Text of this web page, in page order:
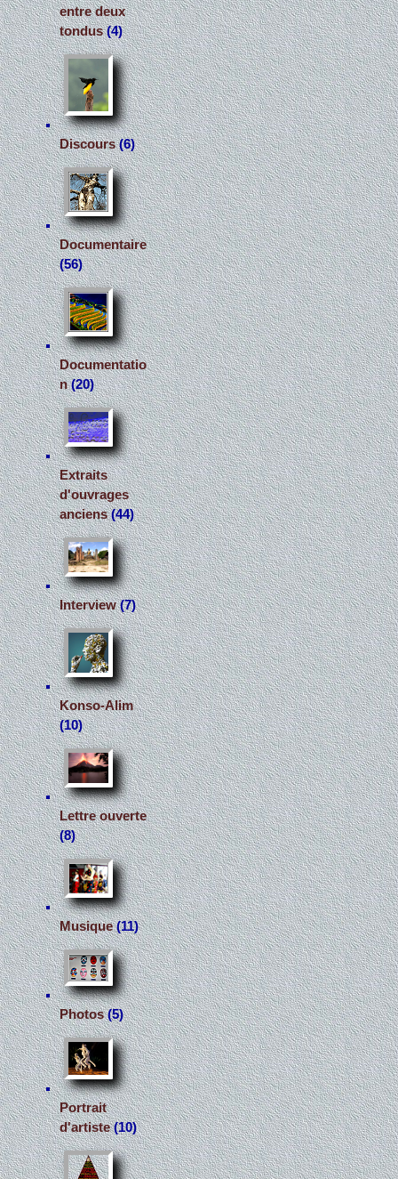
entre deux
tondus(4)
Discours(6)
Documentaire
(56)
Documentatio
n(20)
Extraits
d'ouvrages
anciens(44)
Interview(7)
Konso-Alim
(10)
Lettre ouverte
(8)
Musique(11)
Photos(5)
Portrait
d'artiste(10)